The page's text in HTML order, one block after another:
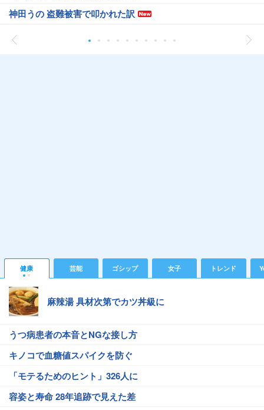
神田うの 盗難被害で叩かれた訳
健康 芸能 ゴシップ 女子 トレンド
麻辣湯 具材次第でカツ丼級に
うつ病患者の本音とNGな接し方
キノコで血糖値スパイクを防ぐ
「モテるためのヒント」326人に
容姿と寿命 28年追跡で見えた差